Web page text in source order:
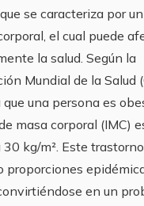
se caracteriza por
el cual puede
la salud. Según la
Mundial de la Salud
una persona es
masa corporal (IMC)
30 kg/m². Este
proporciones
en un